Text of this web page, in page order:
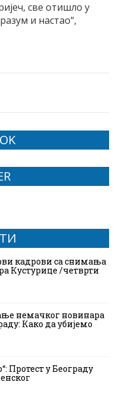
све отишло у
и настао“,
кадрови са снимања
Кустурице /четврти
немачког новинара
Како да убијемо
Протест у Београду